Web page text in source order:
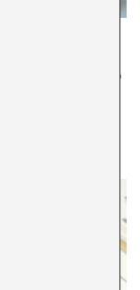
un recóndito
el alma se
en ella…